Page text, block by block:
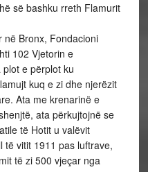
së bashku rreth Flamurit
në Bronx, Fondacioni
102 Vjetorin e
plot e përplot ku
kuq e zi dhe njerëzit
Ata me krenarinë e
ata përkujtojnë se
të Hotit u valëvit
të vitit 1911 pas luftrave,
të zi 500 vjeçar nga